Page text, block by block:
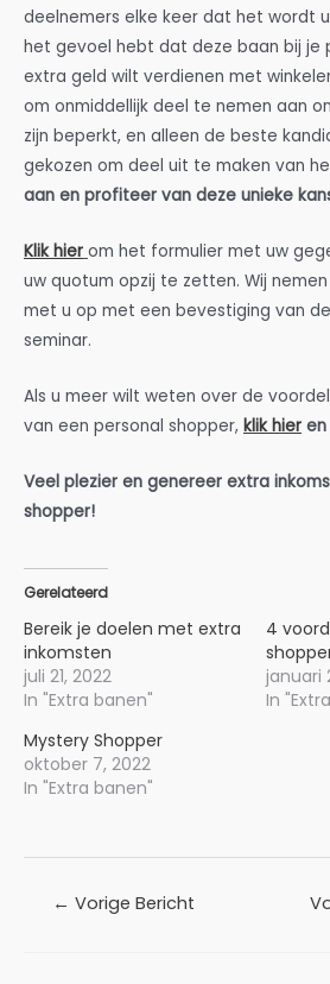
deelnemers elke keer dat het wordt
het gevoel hebt dat deze baan bij je
extra geld wilt verdienen met
om onmiddellijk deel te nemen aan
zijn beperkt, en alleen de beste
gekozen om deel uit te maken van
aan en profiteer van deze unieke
Klik hier om het formulier met uw
uw quotum opzij te zetten. Wij
met u op met een bevestiging van
seminar.
Als u meer wilt weten over de
van een personal shopper, klik hier
Veel plezier en genereer extra
shopper!
Gerelateerd
Bereik je doelen met extra
inkomsten
juli 21, 2022
In "Extra banen"
4
januari
In
Mystery Shopper
oktober 7, 2022
In "Extra banen"
Bericht
← Vorige Bericht